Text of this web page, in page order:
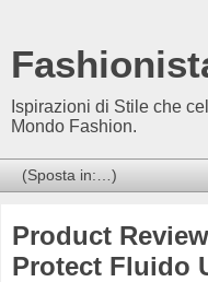
Ispirazioni di Stile che
Mondo Fashion.
Product
Protect Fluido